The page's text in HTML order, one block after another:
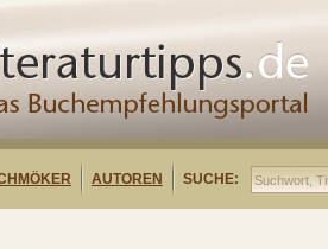
AUTOREN SUCHE: